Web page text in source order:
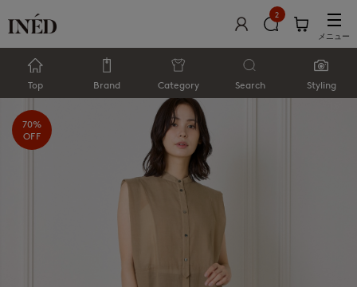
2
メニュー
Top Brand Category Search Styling
70%
OFF